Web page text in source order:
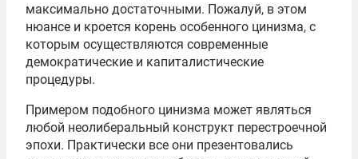
максимально достаточными. Пожалуй, в этом
нюансе и кроется корень особенного цинизма, с
которым осуществляются современные
демократические и капиталистические
процедуры.
Примером подобного цинизма может являться
любой неолиберальный конструкт перестроечной
эпохи. Практически все они презентовались